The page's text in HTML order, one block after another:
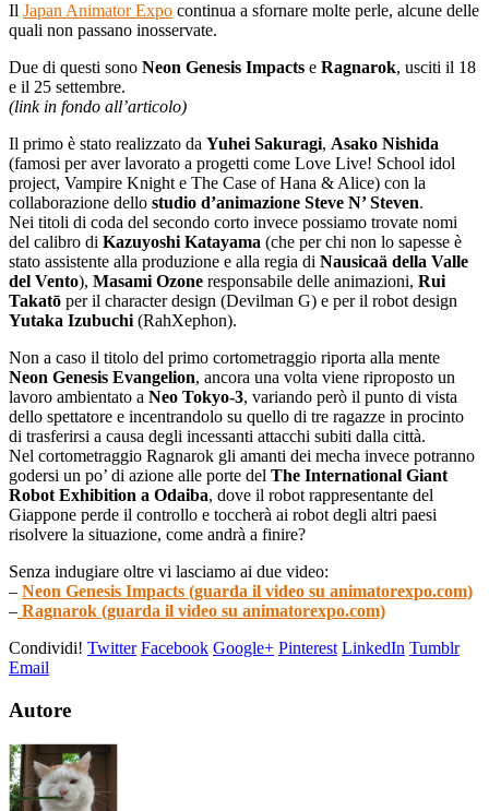
Il Japan Animator Expo continua a sfornare molte perle, alcune delle
quali non passano inosservate.
Due di questi sono Neon Genesis Impacts e Ragnarok, usciti il 18
e il 25 settembre.
(link in fondo all’articolo)
Il primo è stato realizzato da Yuhei Sakuragi, Asako Nishida
(famosi per aver lavorato a progetti come Love Live! School idol
project, Vampire Knight e The Case of Hana & Alice) con la
collaborazione dello studio d’animazione Steve N’ Steven.
Nei titoli di coda del secondo corto invece possiamo trovate nomi
del calibro di Kazuyoshi Katayama (che per chi non lo sapesse è
stato assistente alla produzione e alla regia di Nausicaä della Valle
del Vento), Masami Ozone responsabile delle animazioni, Rui
Takatō per il character design (Devilman G) e per il robot design
Yutaka Izubuchi (RahXephon).
Non a caso il titolo del primo cortometraggio riporta alla mente
Neon Genesis Evangelion, ancora una volta viene riproposto un
lavoro ambientato a Neo Tokyo-3, variando però il punto di vista
dello spettatore e incentrandolo su quello di tre ragazze in procinto
di trasferirsi a causa degli incessanti attacchi subiti dalla città.
Nel cortometraggio Ragnarok gli amanti dei mecha invece potranno
godersi un po’ di azione alle porte del The International Giant
Robot Exhibition a Odaiba, dove il robot rappresentante del
Giappone perde il controllo e toccherà ai robot degli altri paesi
risolvere la situazione, come andrà a finire?
Senza indugiare oltre vi lasciamo ai due video:
– Neon Genesis Impacts (guarda il video su animatorexpo.com)
– Ragnarok (guarda il video su animatorexpo.com)
Condividi! Twitter Facebook Google+ Pinterest LinkedIn Tumblr
Email
Autore